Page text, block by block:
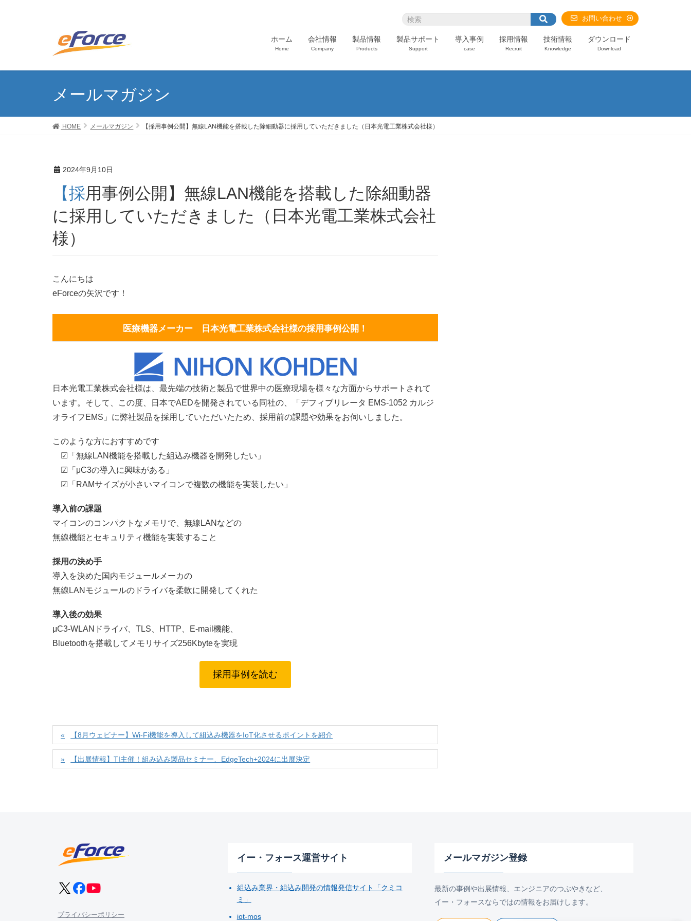
お問い合わせ
ホーム
Home
会社情報
Company
製品情報
Products
製品サポート
Support
導入事例
case
採用情報
Recruit
技術情報
Knowledge
ダウンロード
Download
メールマガジン
HOME メールマガジン 【採用事例公開】無線LAN機能を搭載した除細動器に採用していただきました（日本光電工業株式会社様）
2024年9月10日
【採用事例公開】無線LAN機能を搭載した除細動器
に採用していただきました（日本光電工業株式会社
様）
こんにちは
eForceの矢沢です！
医療機器メーカー 日本光電工業株式会社様の採用事例公開！
日本光電工業株式会社様は、最先端の技術と製品で世界中の医療現場を様々な方面からサポートされて
います。そして、この度、日本でAEDを開発されている同社の、「デフィブリレータ EMS-1052 カルジ
オライフEMS」に弊社製品を採用していただいたため、採用前の課題や効果をお伺いしました。
このような方におすすめです
☑「無線LAN機能を搭載した組込み機器を開発したい」
☑「μC3の導入に興味がある」
☑「RAMサイズが小さいマイコンで複数の機能を実装したい」
導入前の課題
マイコンのコンパクトなメモリで、無線LANなどの
無線機能とセキュリティ機能を実装すること
採用の決め手
導入を決めた国内モジュールメーカの
無線LANモジュールのドライバを柔軟に開発してくれた
導入後の効果
μC3-WLANドライバ、TLS、HTTP、E-mail機能、
Bluetoothを搭載してメモリサイズ256Kbyteを実現
採用事例を読む
【8月ウェビナー】Wi-Fi機能を導入して組込み機器をIoT化させるポイントを紹介
【出展情報】TI主催！組み込み製品セミナー、EdgeTech+2024に出展決定
プライバシーポリシー
イー・フォース運営サイト
組込み業界・組込み開発の情報発信サイト「クミコ
ミ」
iot-mos
メールマガジン登録
最新の事例や出展情報、エンジニアのつぶやきなど、
イー・フォースならではの情報をお届けします。